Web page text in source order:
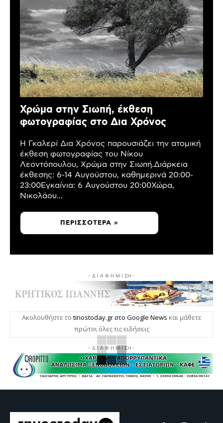
Χρώμα στην Σιωπή, έκθεση
φωτογραφίας στο Δια Χρόνος
Η Γκαλερί Δια Χρόνος παρουσιάζει την ατομική
έκθεση φωτογραφίας του Νίκου
Λεοντόπουλου, Χρώμα στην Σιωπή.Διάρκεια
έκθεσης: 6-14 Αυγούστου, καθημερινά 20:00-
23:00Εγκαίνια: 6 Αυγούστου 20:00Χώρα,
Νικολάου...
ΠΕΡΙΣΣΌΤΕΡΑ »
- Δ Ι Α Φ Η Μ Ι ΣΗ -
Ακολουθήστε το tinostoday.gr στο Google News και μάθετε
πρώτοι όλες τις ειδήσεις
- Δ Ι Α Φ Η Μ Ι ΣΗ -